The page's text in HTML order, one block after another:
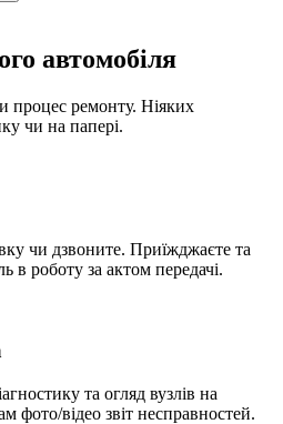
автомобіля
процес ремонту. Ніяких
чи на папері.
чи дзвоните. Приїжджаєте та
в роботу за актом передачі.
та огляд вузлів на
фото/відео звіт несправностей.